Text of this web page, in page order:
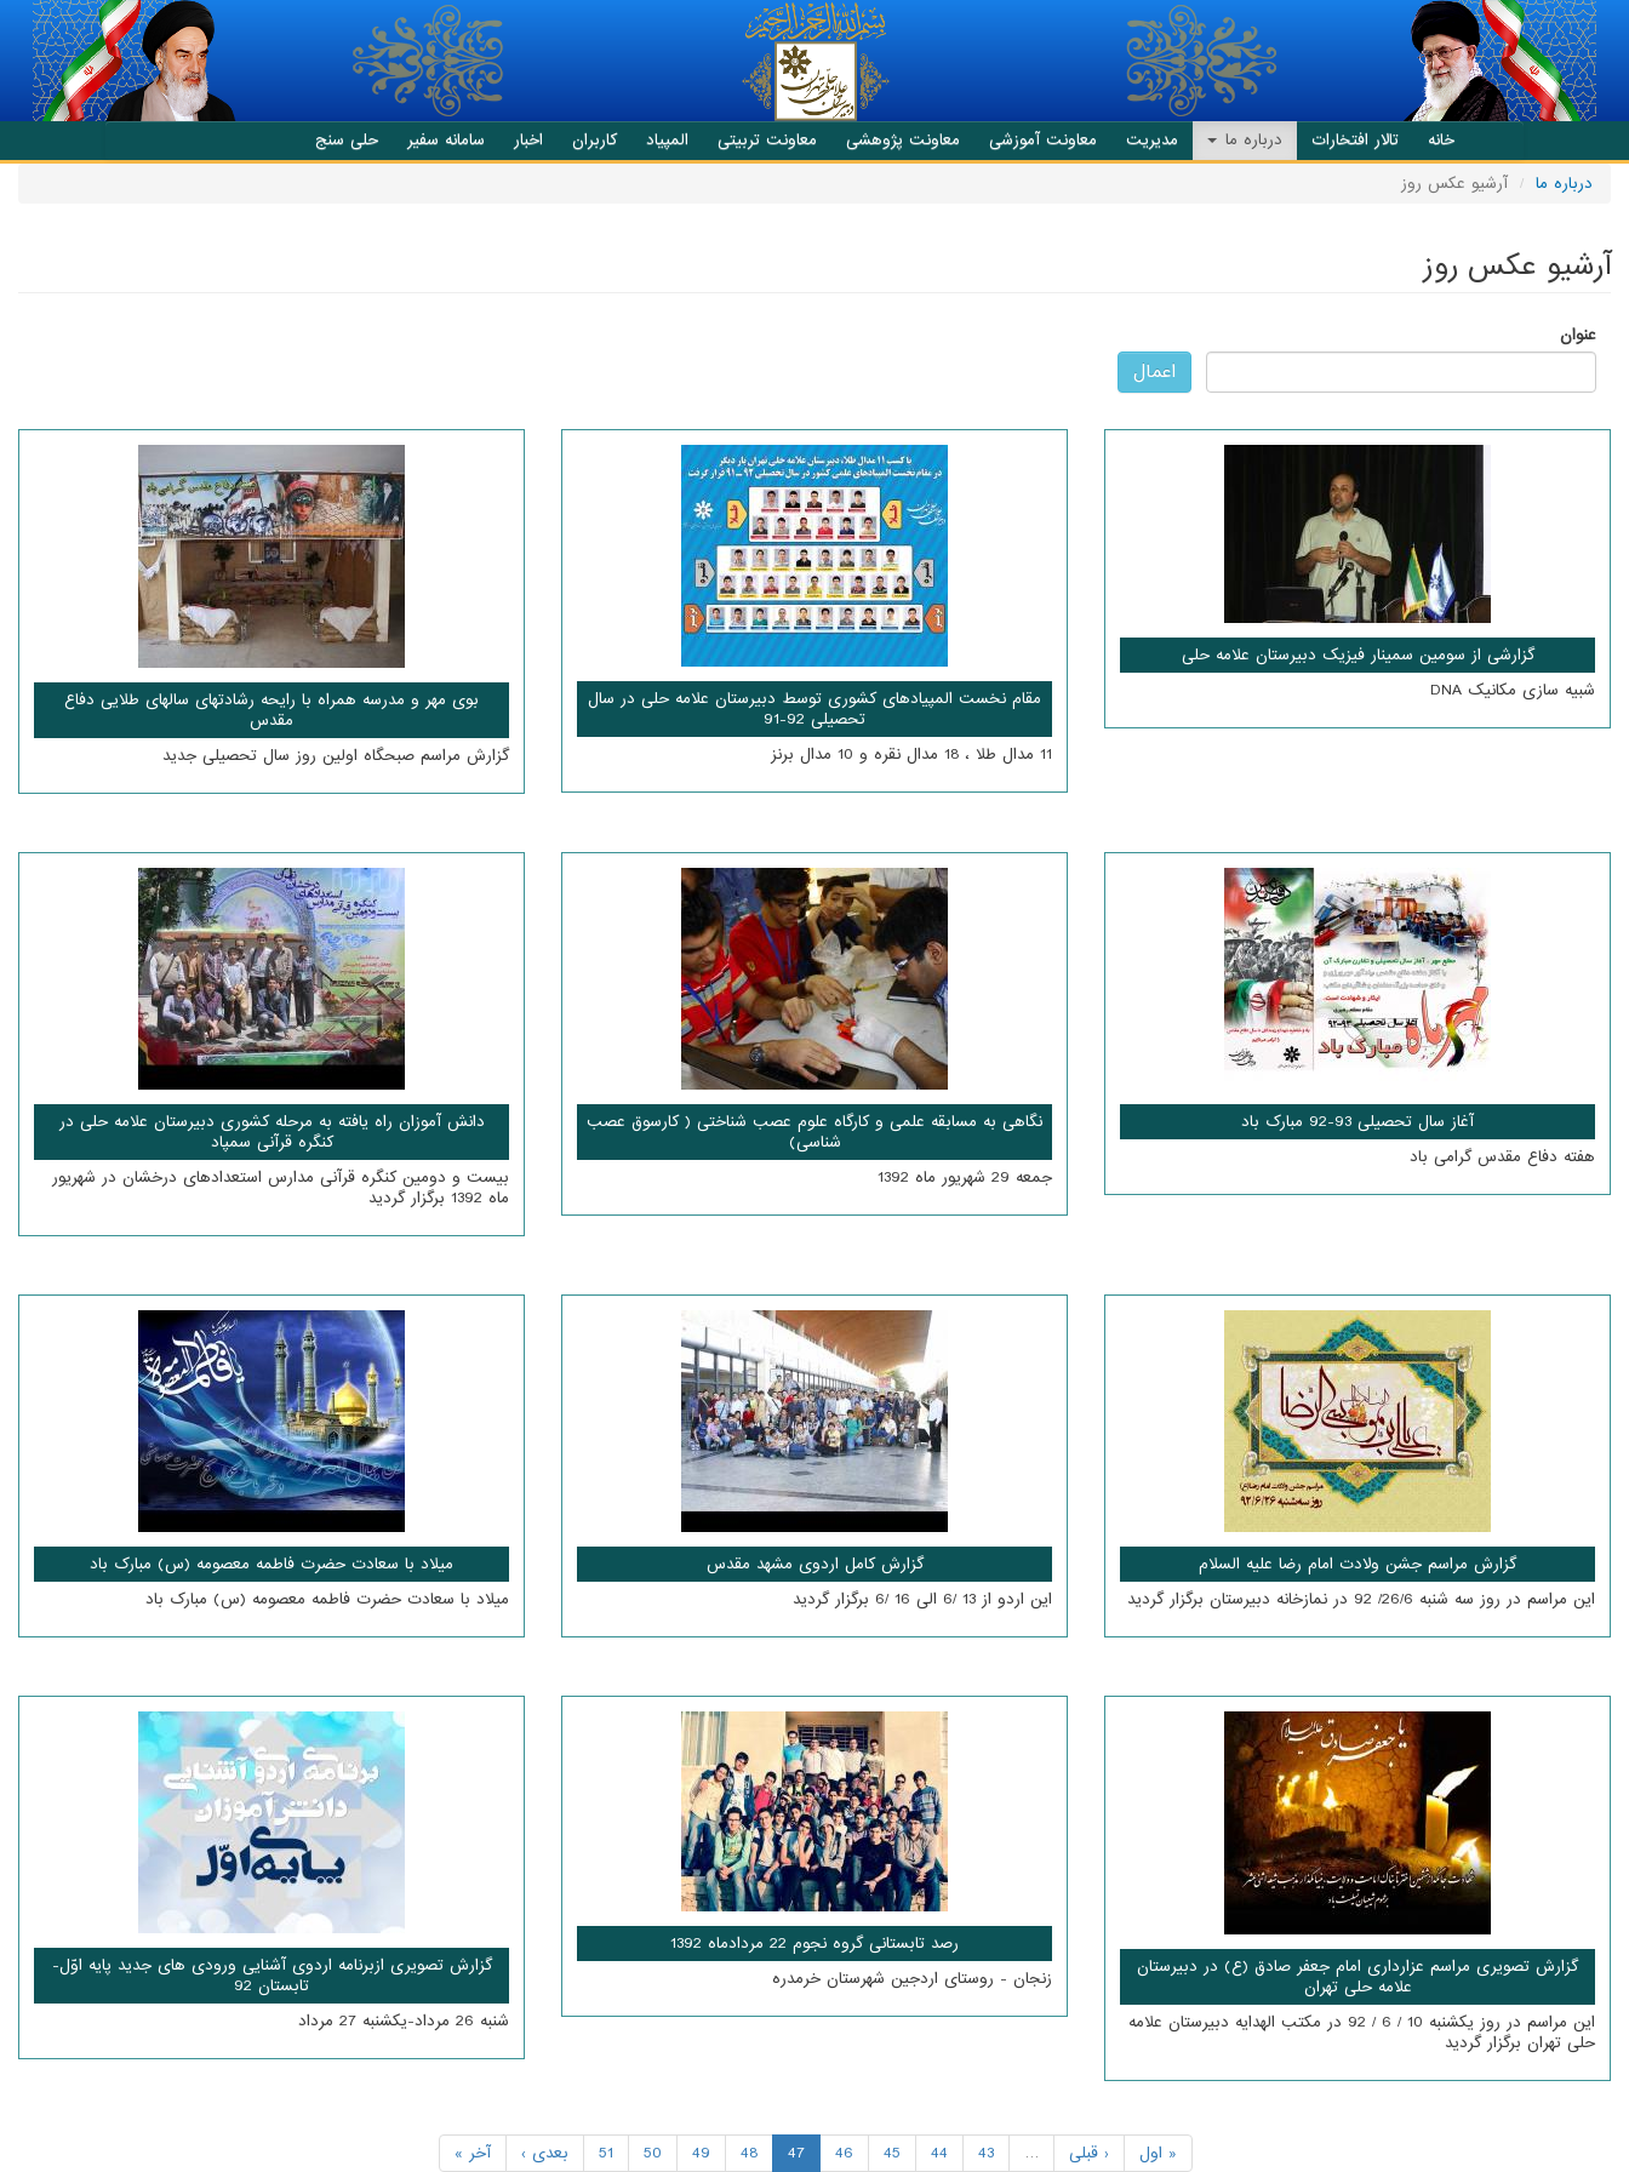
انتقال به محتوای اصلی
خانه تالار افتخارات درباره ما مدیریت معاونت آموزشی معاونت پژوهشی معاونت تربیتی المپیاد کاربران اخبار سامانه سفیر
حلی سنج
درباره ما
آرشیو عکس روز
آرشیو عکس روز
عنوان
اعمال
گزارشی از سومین سمینار فیزیک دبیرستان علامه حلی
شبیه سازی مکانیک DNA
مقام نخست المپیادهای کشوری توسط دبیرستان علامه حلی در سال
تحصیلی 92-91
11 مدال طلا ، 18 مدال نقره و 10 مدال برنز
بوی مهر و مدرسه همراه با رایحه رشادتهای سالهای طلایی دفاع
مقدس
گزارش مراسم صبحگاه اولین روز سال تحصیلی جدید
آغاز سال تحصیلی 93-92 مبارک باد
هفته دفاع مقدس گرامی باد
نگاهی به مسابقه علمی و کارگاه علوم عصب شناختی ( کارسوق عصب
شناسی)
جمعه 29 شهریور ماه 1392
دانش آموزان راه یافته به مرحله کشوری دبیرستان علامه حلی در
کنگره قرآنی سمپاد
بیست و دومین کنگره قرآنی مدارس استعدادهای درخشان در شهریور
ماه 1392 برگزار گردید
گزارش مراسم جشن ولادت امام رضا علیه السلام
این مراسم در روز سه شنبه 26/6/ 92 در نمازخانه دبیرستان برگزار گردید
گزارش کامل اردوی مشهد مقدس
این اردو از 13 /6 الی 16 /6 برگزار گردید
میلاد با سعادت حضرت فاطمه معصومه (س) مبارک باد
میلاد با سعادت حضرت فاطمه معصومه (س) مبارک باد
گزارش تصویری مراسم عزارداری امام جعفر صادق (ع) در دبیرستان
علامه حلی تهران
این مراسم در روز یکشنبه 10 / 6 / 92 در مکتب الهدایه دبیرستان علامه
حلی تهران برگزار گردید
رصد تابستانی گروه نجوم 22 مردادماه 1392
زنجان - روستای اردجین شهرستان خرمدره
گزارش تصویری ازبرنامه اردوی آشنایی ورودی های جدید پایه اوّل-
تابستان 92
شنبه 26 مرداد-یکشنبه 27 مرداد
« اول ‹ قبلی …
43
44
45
46
47
48
49
50
51 بعدی › آخر »